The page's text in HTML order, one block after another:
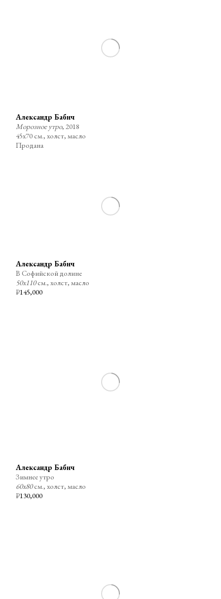
Александр Бабич
Морозное утро, 2018
45х70 см., холст, масло
Продана
₽145,000
Александр Бабич
В Софийской долине
50х110см., холст, масло
₽130,000
Александр Бабич
Зимнее утро
60х80см., холст, масло